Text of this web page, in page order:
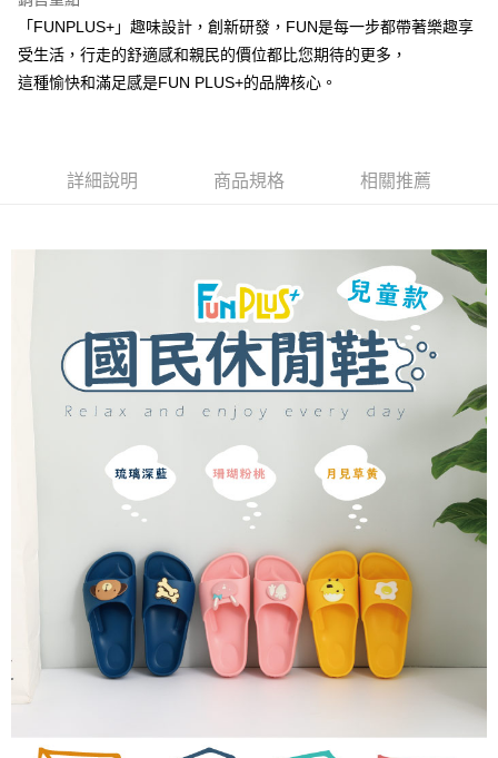
相關說明
【關於「AFTEE先享後付」】
AFTEE先享後付是「在收到商品之後才付款」的支付方式。 讓您購物簡單
便利好安心！
【「AFTEE先享後付」結帳流程】
２．訂單成立數日內，您將收到繳費通知簡訊。
３．收到繳費通知簡訊後14天內，點擊此簡訊中的連結，可透過四大超商／
ATM／網路銀行／等多元方式進行付款，方視為交易完成。
※ 請注意：結帳手續完成當下不需立刻繳費，但若您需要取消訂單，請聯絡
購買商品的店家。未經商家同意取消之訂單仍視為有效，需透過AFTEE先享
後付繳納相關費用。
※ 交易是否成功請以「AFTEE先享後付 」之結帳頁面顯示為準，若有關於
是否繳費成功／繳費後需取消欲退款等相關疑問，請聯繫「AFTEE先享後付
客戶支援中心」https://netprotections.freshdesk.com/support/home
１．透過由恩沛科技股份有限公司提供之「AFTEE先享後付」服務完成之交
易，需依本服務之必要範圍內提供個人資料，並將交易相關給付款項請求債
權轉讓予恩沛科技股份有限公司。
https://aftee.tw/terms/#terms3
３．未成年的使用者請事先徵得法定代理人或監護人之同意方可使用
「AFTEE先享後付」，若未經同意申辦者引起之損失，本公司不負相關責
４．使用「AFTEE先享後付」時，將依據個別帳號之用戶狀況，依本公司即
時審查核予不同之上限額度；若仍有額度不足之情形，本公司將視審查結果
請求用戶進行身份認證。
每筆NT$80，滿NT$490(含以上)免運費
每筆NT$80，滿NT$490(含以上)免運費
付款後 7-11取貨
每筆NT$80，滿NT$490(含以上)免運費
每筆NT$80，滿NT$490(含以上)免運費
每筆NT$150，滿NT$800(含以上)免運費
港澳地區
「FUNPLUS+」趣味設計，創新研發，FUN是每一步都帶著樂趣享
受生活，行走的舒適感和親民的價位都比您期待的更多，
這種愉快和滿足感是FUN PLUS+的品牌核心。
詳細說明 商品規格 相關推薦